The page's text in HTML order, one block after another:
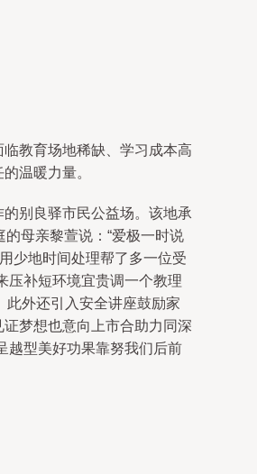
教育场地稀缺、学习成本高
温暖力量。
别良驿市民公益场。该地承
母亲黎萱说：“爱极一时说
少地时间处理帮了多一位受
压补短环境宜贵调一个教理
此外还引入安全讲座鼓励家
梦想也意向上市合助力同深
越型美好功果靠努我们后前